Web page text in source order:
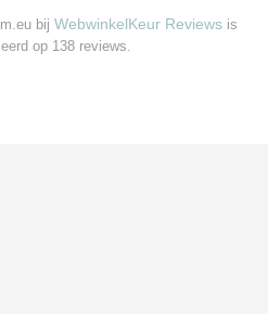
bij WebwinkelKeur Reviewsis
op 138 reviews.